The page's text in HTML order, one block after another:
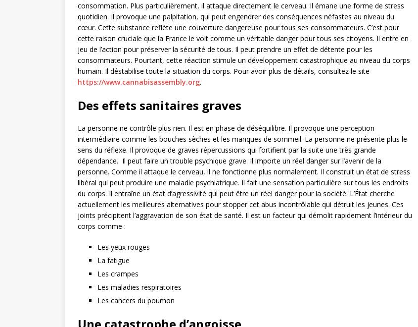
consommation. Plus particulièrement, il attaque directement le cerveau. Il émane une forme de stress
quotidien. Il provoque une palpitation, qui peut engendrer des conséquences néfastes au niveau du
cœur. Cette substance reflète une couverture dangereuse pour tous ses consommateurs. C’est pour
cette raison cruciale que la France le voit comme un véritable danger pour tous ses citoyens. Il entre en
jeu de l’action pour préserver la sécurité de tous. Il peut prendre un effet de détente pour les
consommateurs. Pourtant, cette réaction stimule un développement catastrophique au niveau du corps
humain. Il déstabilise toute la situation du corps. Pour avoir plus de détails, consultez le site
https://www.cannabisassembly.org.
Des effets sanitaires graves
La personne ne contrôle plus rien. Il est en phase de déséquilibre. Il provoque une perception
intermédiaire comme les bouches sèches et les manques de sommeil. La personne ne présente plus le
sens du réflexe. Il provoque de graves répercussions qui fortifient par la suite une très grande
dépendance. Il peut faire un trouble psychique grave. Il importe un réel danger sur l’avenir de la
personne. Comme il attaque le cerveau, il ne fonctionne plus normalement. Il construit un état de stress
libéral qui peut produire une maladie psychiatrique. Il fait une sensation particulière sur tous les endroits
du corps. Il entraîne un état d’agressivité qui peut être un réel danger pour la société. L’État cherche
actuellement les meilleures alternatives pour stopper cet abus incontrôlable qui détruit les jeunes. Ces
joints précipitent l’aggravation de son état de santé. Il est un facteur qui démolit rapidement l’intérieur du
corps comme :
Les yeux rouges
La fatigue
Les crampes
Les maladies respiratoires
Les cancers du poumon
Une catastrophe d’angoisse